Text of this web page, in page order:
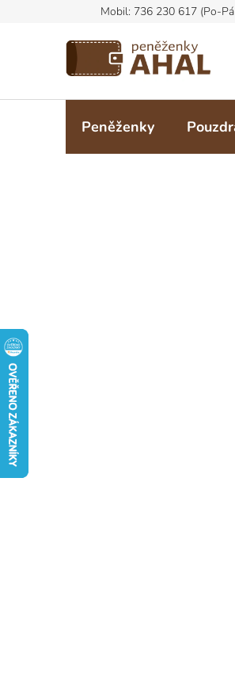
Peněženky